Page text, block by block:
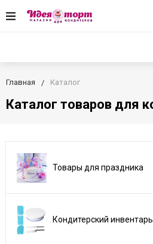
Главная Каталог
Каталог товаров для
Товары для праздника
Кондитерский инвентарь